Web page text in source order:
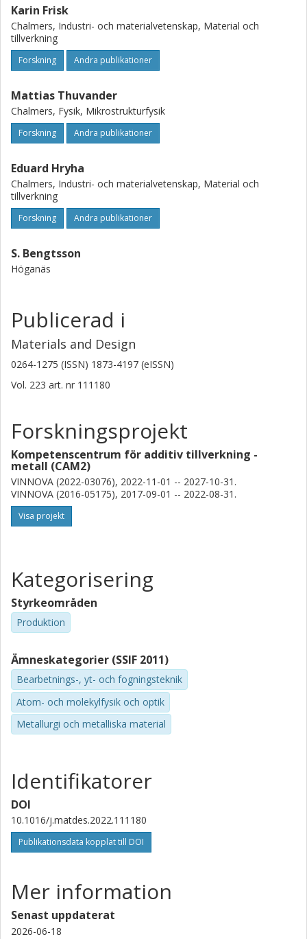
Karin Frisk
Chalmers, Industri- och materialvetenskap, Material och
tillverkning
Forskning Andra publikationer
Mattias Thuvander
Chalmers, Fysik, Mikrostrukturfysik
Forskning Andra publikationer
Eduard Hryha
Chalmers, Industri- och materialvetenskap, Material och
tillverkning
Forskning Andra publikationer
S. Bengtsson
Höganäs
Publicerad i
Materials and Design
0264-1275 (ISSN) 1873-4197 (eISSN)
Vol. 223 art. nr 111180
Forskningsprojekt
Kompetenscentrum för additiv tillverkning -
metall (CAM2)
VINNOVA (2022-03076), 2022-11-01 -- 2027-10-31.
VINNOVA (2016-05175), 2017-09-01 -- 2022-08-31.
Visa projekt
Kategorisering
Styrkeområden
Produktion
Ämneskategorier (SSIF 2011)
Bearbetnings-, yt- och fogningsteknik
Atom- och molekylfysik och optik
Metallurgi och metalliska material
Identifikatorer
DOI
10.1016/j.matdes.2022.111180
Publikationsdata kopplat till DOI
Mer information
Senast uppdaterat
2026-06-18